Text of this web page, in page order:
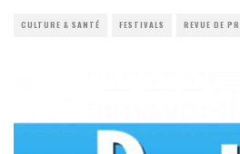
CULTURE & SANTÉ FESTIVALS REVUE DE